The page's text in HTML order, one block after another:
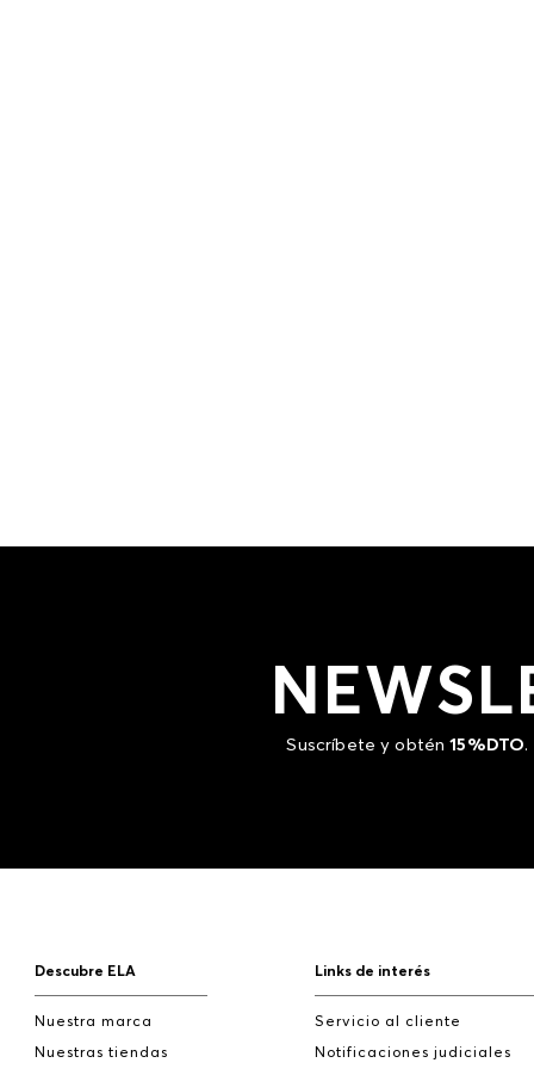
Suscríbete y obtén15%DTO.
Descubre ELA
Nuestra marca
Nuestras tiendas
Links de interés
Servicio al cliente
Notificaciones judiciales